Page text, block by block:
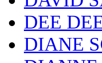
DEE
DIANE